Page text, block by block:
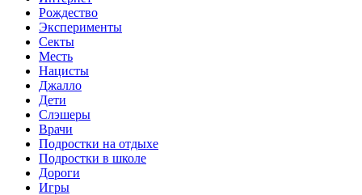
Рождество
Эксперименты
Секты
Месть
Нацисты
Джалло
Дети
Слэшеры
Врачи
Подростки на отдыхе
Подростки в школе
Дороги
Игры